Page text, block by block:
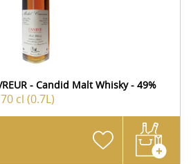
- Candid Malt Whisky - 49%
70 cl (0.7L)